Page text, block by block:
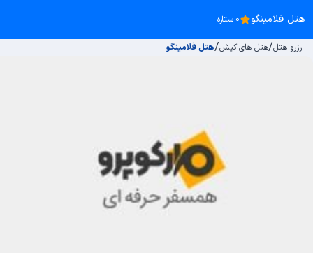
هتل فلامینگو 0 ستاره
رزرو هتل/هتل های کیش/هتل فلامینگو